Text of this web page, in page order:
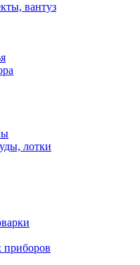
вантуз
лотки
приборов